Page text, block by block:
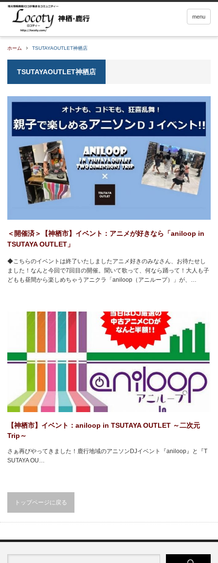
menu
ホーム TSUTAYAOUTLET神栖店
TSUTAYAOUTLET神栖店
＜開催済＞【神栖市】イベント：アニメが好きなら「aniloop in
TSUTAYA OUTLET」
◆こちらのイベントは終了いたしましたアニメ好きのみなさん、お待たせし
ました！なんと今回で7回目の開催。聞いて歌って、何なら踊って！大人も子
どもも昼間から楽しめちゃうアニクラ「aniloop（アニループ）」が、…
【神栖市】イベント：aniloop in TSUTAYA OUTLET ～二次元
Trip～
さぁ再びやってきました！鹿行地域のアニソンDJイベント『aniloop』と『T
SUTAYA OU…
トップページに戻る